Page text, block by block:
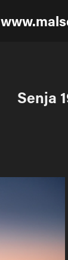
Senja